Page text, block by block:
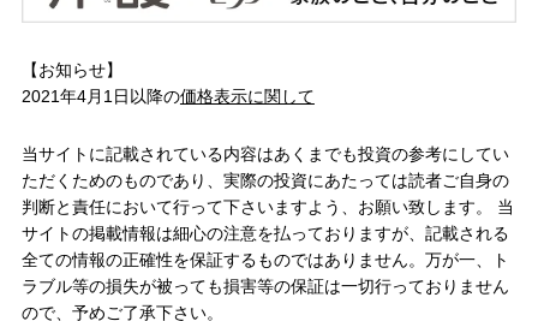
【お知らせ】
2021年4月1日以降の価格表示に関して
当サイトに記載されている内容はあくまでも投資の参考にしてい
ただくためのものであり、実際の投資にあたっては読者ご自身の
判断と責任において行って下さいますよう、お願い致します。 当
サイトの掲載情報は細心の注意を払っておりますが、記載される
全ての情報の正確性を保証するものではありません。万が一、ト
ラブル等の損失が被っても損害等の保証は一切行っておりません
ので、予めご了承下さい。